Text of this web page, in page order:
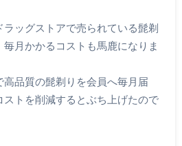
ッグストアで売られている髭剃
月かかるコストも馬鹿になりま
品質の髭剃りを会員へ毎月届
トを削減するとぶち上げたので